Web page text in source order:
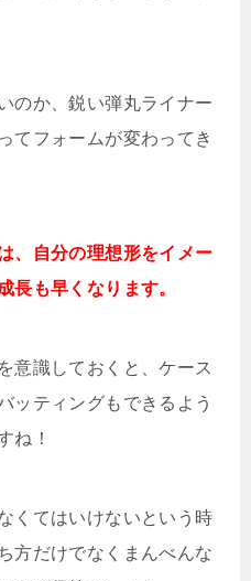
のか、鋭い弾丸ライナー
てフォームが変わってき
、自分の理想形をイメー
長も早くなります。
意識しておくと、ケース
ッティングもできるよう
ね！
くてはいけないという時
方だけでなくまんべんな